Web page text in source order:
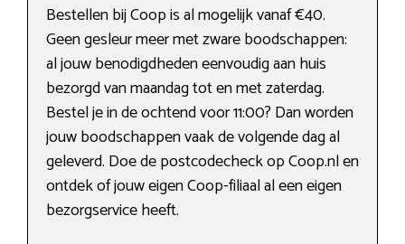
Bestellen bij Coop is al mogelijk vanaf €40.
Geen gesleur meer met zware boodschappen:
al jouw benodigdheden eenvoudig aan huis
bezorgd van maandag tot en met zaterdag.
Bestel je in de ochtend voor 11:00? Dan worden
jouw boodschappen vaak de volgende dag al
geleverd. Doe de postcodecheck op Coop.nl en
ontdek of jouw eigen Coop-filiaal al een eigen
bezorgservice heeft.